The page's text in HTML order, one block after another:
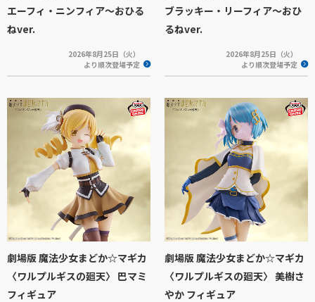
エーフィ・ニンフィア～おひる
ねver.
2026年8月25日（火）
より順次登場予定
ブラッキー・リーフィア～おひ
るねver.
2026年8月25日（火）
より順次登場予定
劇場版 魔法少女まどか☆マギカ
〈ワルプルギスの廻天〉 巴マミ
フィギュア
劇場版 魔法少女まどか☆マギカ
〈ワルプルギスの廻天〉 美樹さ
やか フィギュア